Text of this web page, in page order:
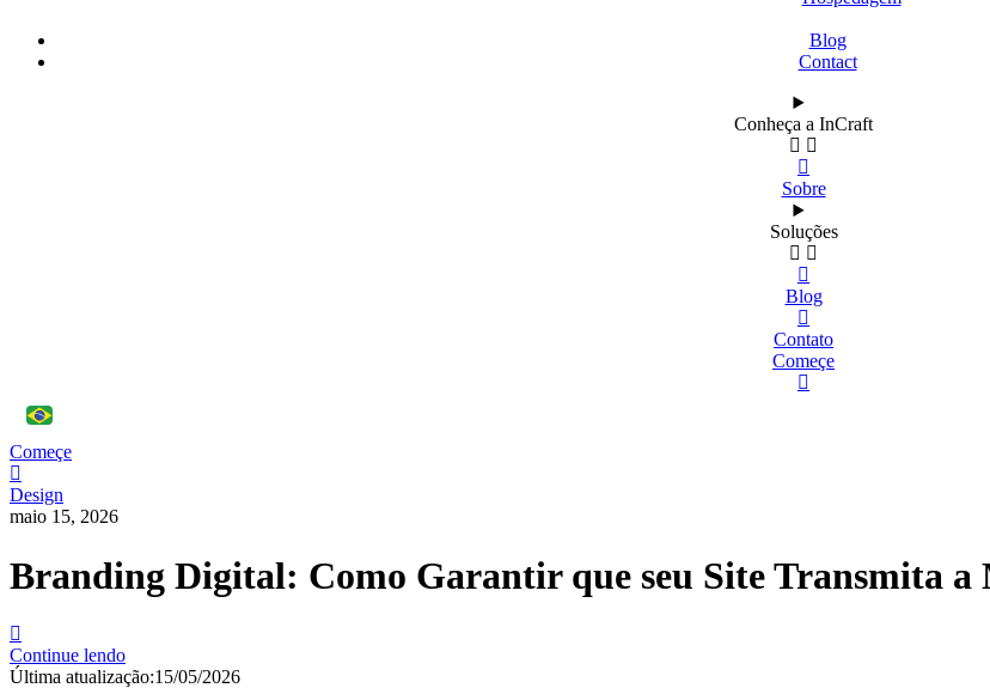
Blog
Contact
Conheça a InCraft
Sobre
Soluções
Blog
Contato
Começe
Começe
Design
maio 15, 2026
Branding Digital: Como Garantir que seu Site Transmita a
Continue lendo
Última atualização:15/05/2026